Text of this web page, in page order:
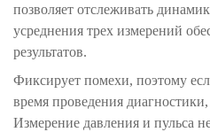
позволяет отслеживать
усреднения трех измерений
результатов.
Фиксирует помехи, поэтому
время проведения
Измерение давления и пульса